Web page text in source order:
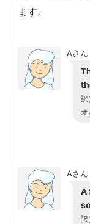
ます。
Aさん
訳
オ
Aさん
A
訳